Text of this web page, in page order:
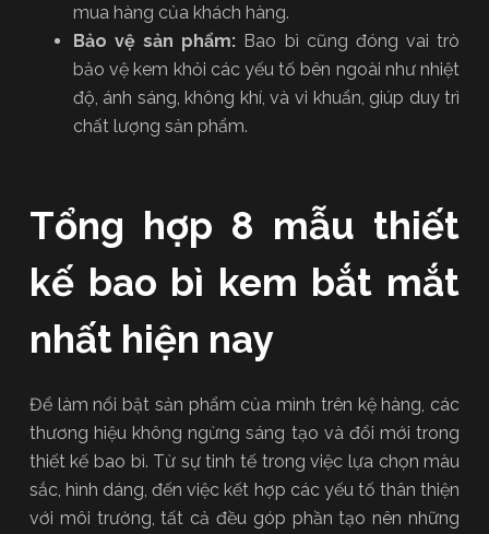
mua hàng của khách hàng.
Bảo vệ sản phẩm: Bao bì cũng đóng vai trò
bảo vệ kem khỏi các yếu tố bên ngoài như nhiệt
độ, ánh sáng, không khí, và vi khuẩn, giúp duy trì
chất lượng sản phẩm.
Tổng hợp 8 mẫu thiết
kế bao bì kem bắt mắt
nhất hiện nay
Để làm nổi bật sản phẩm của mình trên kệ hàng, các
thương hiệu không ngừng sáng tạo và đổi mới trong
thiết kế bao bì. Từ sự tinh tế trong việc lựa chọn màu
sắc, hình dáng, đến việc kết hợp các yếu tố thân thiện
với môi trường, tất cả đều góp phần tạo nên những